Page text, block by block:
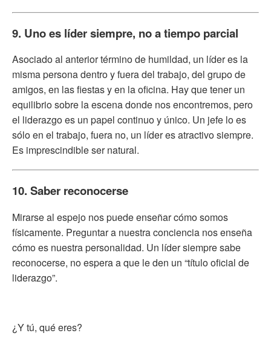
9. Uno es líder siempre, no a tiempo parcial
Asociado al anterior término de humildad, un líder es la
misma persona dentro y fuera del trabajo, del grupo de
amigos, en las fiestas y en la oficina. Hay que tener un
equilibrio sobre la escena donde nos encontremos, pero
el liderazgo es un papel continuo y único. Un jefe lo es
sólo en el trabajo, fuera no, un líder es atractivo siempre.
Es imprescindible ser natural.
10. Saber reconocerse
Mirarse al espejo nos puede enseñar cómo somos
físicamente. Preguntar a nuestra conciencia nos enseña
cómo es nuestra personalidad. Un líder siempre sabe
reconocerse, no espera a que le den un “título oficial de
liderazgo”.
¿Y tú, qué eres?